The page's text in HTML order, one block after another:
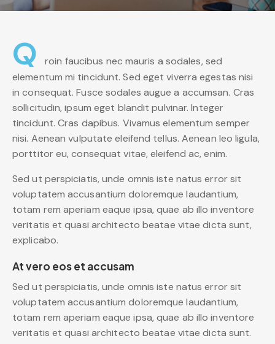
Q
roin faucibus nec mauris a sodales, sed
elementum mi tincidunt. Sed eget viverra egestas nisi
in consequat. Fusce sodales augue a accumsan. Cras
sollicitudin, ipsum eget blandit pulvinar. Integer
tincidunt. Cras dapibus. Vivamus elementum semper
nisi. Aenean vulputate eleifend tellus. Aenean leo ligula,
porttitor eu, consequat vitae, eleifend ac, enim.
Sed ut perspiciatis, unde omnis iste natus error sit
voluptatem accusantium doloremque laudantium,
totam rem aperiam eaque ipsa, quae ab illo inventore
veritatis et quasi architecto beatae vitae dicta sunt,
explicabo.
At vero eos et accusam
Sed ut perspiciatis, unde omnis iste natus error sit
voluptatem accusantium doloremque laudantium,
totam rem aperiam eaque ipsa, quae ab illo inventore
veritatis et quasi architecto beatae vitae dicta sunt.